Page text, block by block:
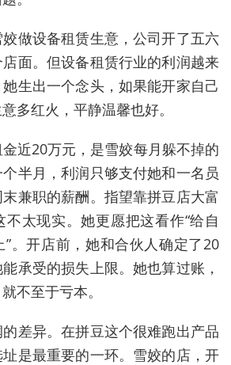
做设备租赁生意，公司开了五六
面。但设备租赁行业的利润越来
生出一个念头，如果能开家自己
多红火，平静温馨也好。
近20万元，是雪姣每月躲不掉的
半月，利润只够支付她和一名员
兼职的薪酬。指望靠拼豆店大富
太现实。她更愿把这看作“给自
。开店前，她和合伙人确定了20
承受的损失上限。她也算过账，
不至于亏本。
差异。在拼豆这个很难跑出产品
是最重要的一环。雪姣的店，开